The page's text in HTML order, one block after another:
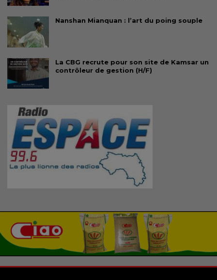
Nanshan Mianquan : l’art du poing souple
La CBG recrute pour son site de Kamsar un
contrôleur de gestion (H/F)